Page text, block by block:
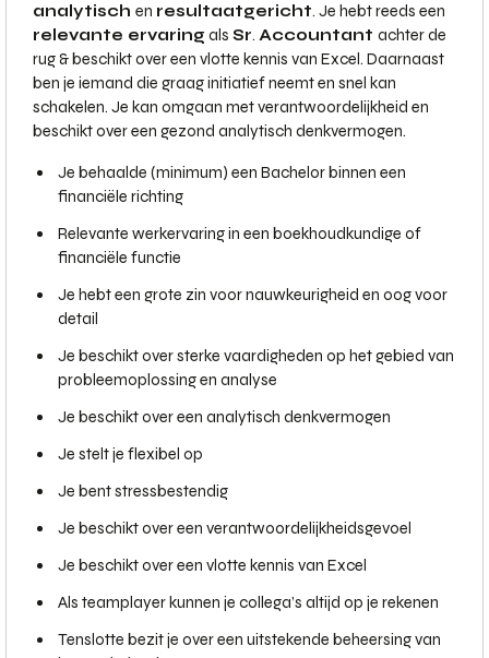
analytisch en resultaatgericht. Je hebt reeds een
relevante ervaring als Sr. Accountant achter de
rug & beschikt over een vlotte kennis van Excel. Daarnaast
ben je iemand die graag initiatief neemt en snel kan
schakelen. Je kan omgaan met verantwoordelijkheid en
beschikt over een gezond analytisch denkvermogen.
Je behaalde (minimum) een Bachelor binnen een
financiële richting
Relevante werkervaring in een boekhoudkundige of
financiële functie
Je hebt een grote zin voor nauwkeurigheid en oog voor
detail
Je beschikt over sterke vaardigheden op het gebied van
probleemoplossing en analyse
Je beschikt over een analytisch denkvermogen
Je stelt je flexibel op
Je bent stressbestendig
Je beschikt over een verantwoordelijkheidsgevoel
Je beschikt over een vlotte kennis van Excel
Als teamplayer kunnen je collega’s altijd op je rekenen
Tenslotte bezit je over een uitstekende beheersing van